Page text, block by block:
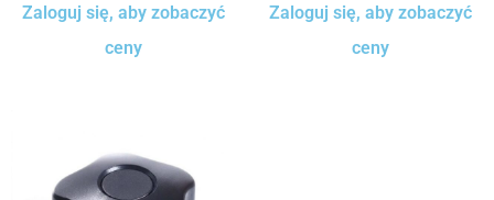
Zaloguj się, aby zobaczyć
ceny
Zaloguj się, aby zobaczyć
ceny